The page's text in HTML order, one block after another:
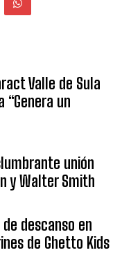
Valle de Sula
un
unión
y Walter Smith
descanso en
de Ghetto Kids